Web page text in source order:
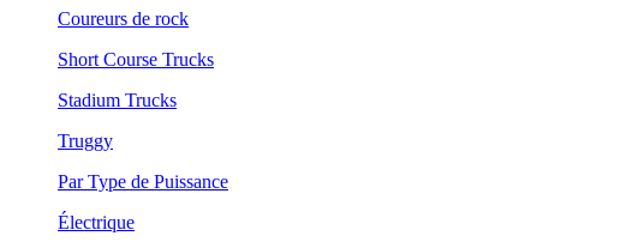
Coureurs de rock
Short Course Trucks
Stadium Trucks
Truggy
Par Type de Puissance
Électrique